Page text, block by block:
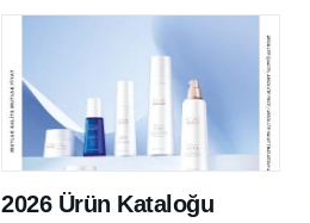
2026 Ürün Kataloğu